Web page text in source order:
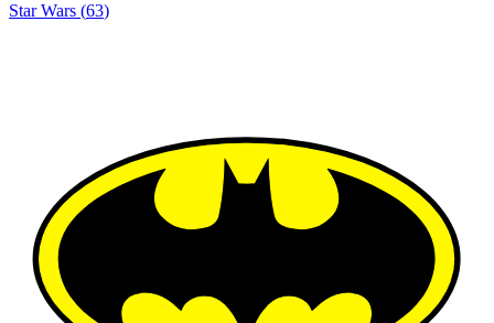
Star Wars (63)